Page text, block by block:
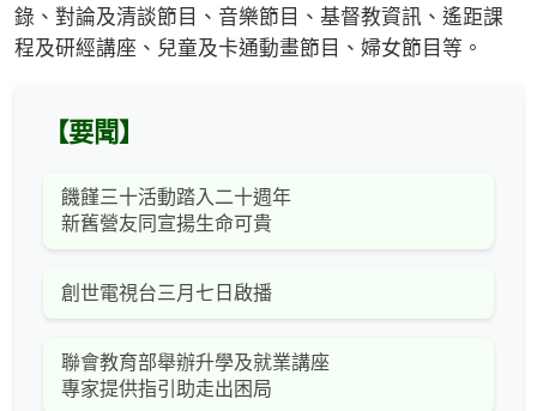
錄、對論及清談節目、音樂節目、基督教資訊、遙距課
程及研經講座、兒童及卡通動畫節目、婦女節目等。
【要聞】
饑饉三十活動踏入二十週年
新舊營友同宣揚生命可貴
創世電視台三月七日啟播
聯會教育部舉辦升學及就業講座
專家提供指引助走出困局